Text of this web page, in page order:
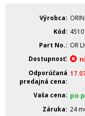
Výrobca
Kód
4510
Part No.
OR
Dostupnosť
Odporúčaná
predajná cena
Vaša cena po
Záruka 24